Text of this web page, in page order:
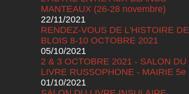
MANTEAUX (26-28 novembre)
22/11/2021
RENDEZ-VOUS DE L'HISTOIRE DE
BLOIS 8-10 OCTOBRE 2021
05/10/2021
2 & 3 OCTOBRE 2021 - SALON DU
LIVRE RUSSOPHONE - MAIRIE 5e
01/10/2021